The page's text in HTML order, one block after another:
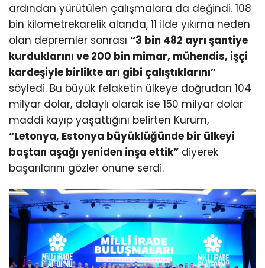
ardından yürütülen çalışmalara da değindi. 108
bin kilometrekarelik alanda, 11 ilde yıkıma neden
olan depremler sonrası “3 bin 482 ayrı şantiye
kurduklarını ve 200 bin mimar, mühendis, işçi
kardeşiyle birlikte arı gibi çalıştıklarını”
söyledi. Bu büyük felaketin ülkeye doğrudan 104
milyar dolar, dolaylı olarak ise 150 milyar dolar
maddi kayıp yaşattığını belirten Kurum,
“Letonya, Estonya büyüklüğünde bir ülkeyi
baştan aşağı yeniden inşa ettik” diyerek
başarılarını gözler önüne serdi.